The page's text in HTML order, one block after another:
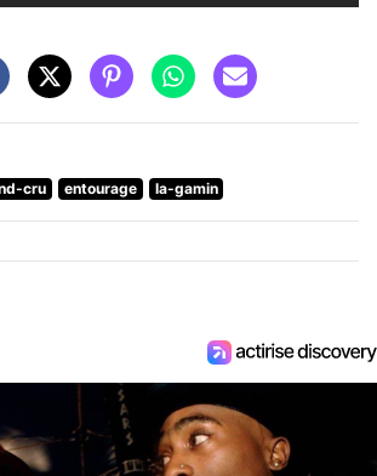
cru entourage la-gamin